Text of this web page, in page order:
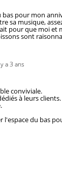
pour mon
sa musique,
pour que moi et
sont
a 3 ans
conviviale.
à leurs clients.
l'espace du bas